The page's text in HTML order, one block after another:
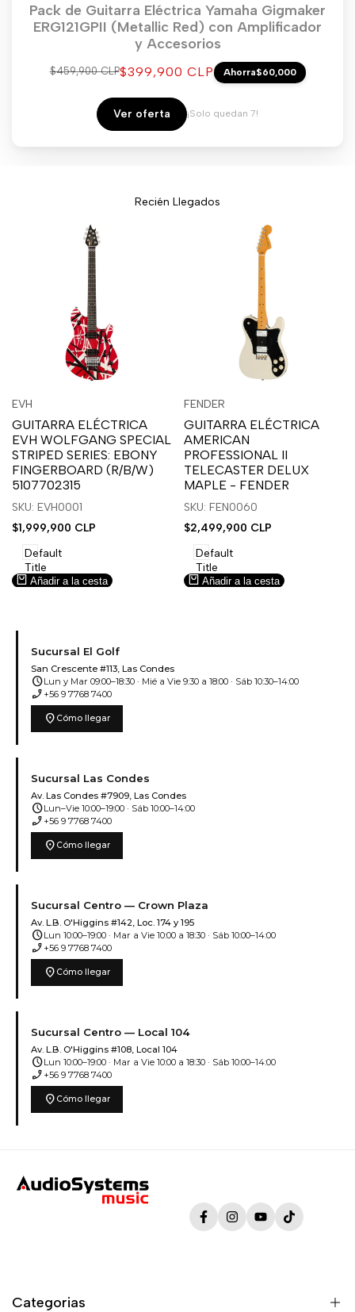
Pack de Guitarra Eléctrica Yamaha Gigmaker
ERG121GPII (Metallic Red) con Amplificador
y Accesorios
Precio
$459,900 CLPPrecio
venta
$399,900 CLP Ahorra$60,000
Ver oferta ¡Solo quedan 7!
Recién Llegados
sesión
para
usar
la
lista
deseos.
para
usar
Compare
Proveedor:
EVH
GUITARRA ELÉCTRICA
EVH WOLFGANG SPECIAL
STRIPED SERIES: EBONY
FINGERBOARD (R/B/W)
5107702315
SKU: EVH0001
Precio
venta
$1,999,900 CLP
Default
Title
Añadir a la cesta
sesión
para
usar
la
lista
deseos.
sesión
para
usar
Compare
Vista
Proveedor:
FENDER
GUITARRA ELÉCTRICA
AMERICAN
PROFESSIONAL II
TELECASTER DELUX
MAPLE - FENDER
SKU: FEN0060
Precio
venta
$2,499,900 CLP
Default
Title
Añadir a la cesta
Sucursal El Golf
San Crescente #113, Las Condes
scheduleLun y Mar 09:00–18:30 · Mié a Vie 9:30 a 18:00 · Sáb 10:30–14:00
phone_enabled +56 9 7768 7400
location_on Cómo llegar
Sucursal Las Condes
Av. Las Condes #7909, Las Condes
scheduleLun–Vie 10:00–19:00 · Sáb 10:00–14:00
phone_enabled +56 9 7768 7400
location_on Cómo llegar
Sucursal Centro — Crown Plaza
Av. L.B. O'Higgins #142, Loc. 174 y 195
scheduleLun 10:00–19:00 · Mar a Vie 10:00 a 18:30 · Sáb 10:00–14:00
phone_enabled +56 9 7768 7400
location_on Cómo llegar
Sucursal Centro — Local 104
Av. L.B. O'Higgins #108, Local 104
scheduleLun 10:00–19:00 · Mar a Vie 10:00 a 18:30 · Sáb 10:00–14:00
phone_enabled +56 9 7768 7400
location_on Cómo llegar
FacebookInstagramYouTubeTikTok
Categorias